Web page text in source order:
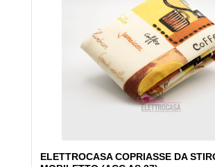
ELETTROCASA COPRIASSE DA